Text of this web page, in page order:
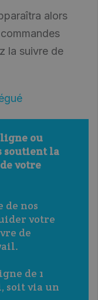
alors
la suivre de
ou
soutient la
votre
de nos
votre
de
de 1
soit via un